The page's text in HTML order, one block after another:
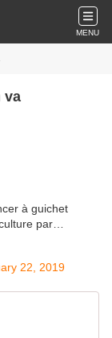
MENU
va
à guichet
par…
22, 2019